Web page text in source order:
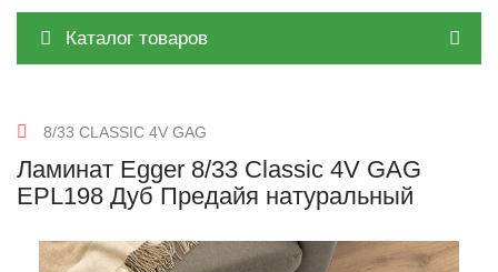
Каталог товаров
8/33 CLASSIC 4V GAG
Ламинат Egger 8/33 Classic 4V GAG
EPL198 Дуб Предайя натуральный